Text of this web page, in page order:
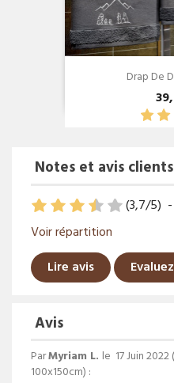
Drap De
Notes et avis clients
(3,7/5) -
Voir répartition
Lire avis
Avis
ParMyriam L. le 17 Juin 2022 (
100x150cm) :